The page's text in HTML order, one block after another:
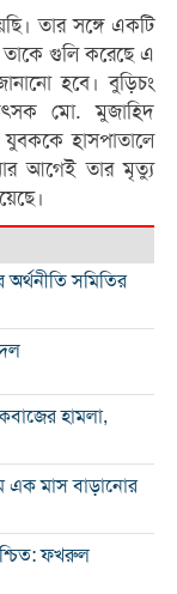
তার সঙ্গে একটি
তাকে গুলি করেছে এ
হবে। বুড়িচং
মো. মুজাহিদ
হাসপাতালে
আগেই তার মৃত্যু
সমিতির
হামলা,
এক মাস বাড়ানোর
ফখরুল